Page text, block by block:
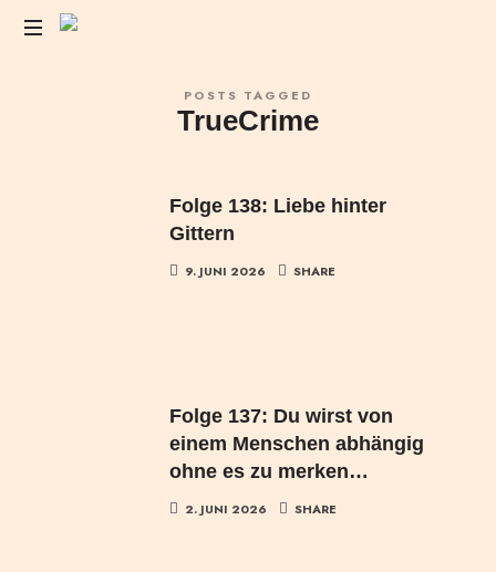
POSTS TAGGED
TrueCrime
Folge 138: Liebe hinter
Gittern
9. JUNI 2026 SHARE
Folge 137: Du wirst von
einem Menschen abhängig
ohne es zu merken…
2. JUNI 2026 SHARE